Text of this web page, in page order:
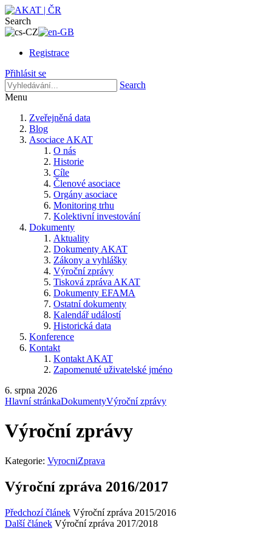
Search
Registrace
Přihlásit se
Search
Menu
Zveřejněná data
Blog
Asociace AKAT
O nás
Historie
Cíle
Členové asociace
Orgány asociace
Monitoring trhu
Kolektivní investování
Dokumenty
Aktuality
Dokumenty AKAT
Zákony a vyhlášky
Výroční zprávy
Tisková zpráva AKAT
Dokumenty EFAMA
Ostatní dokumenty
Kalendář událostí
Historická data
Konference
Kontakt
Kontakt AKAT
Zapomenuté uživatelské jméno
6. srpna 2026
Hlavní stránkaDokumentyVýroční zprávy
Výroční zprávy
Kategorie: VyrocniZprava
Výroční zpráva 2016/2017
Předchozí článek Výroční zpráva 2015/2016
Další článek Výroční zpráva 2017/2018